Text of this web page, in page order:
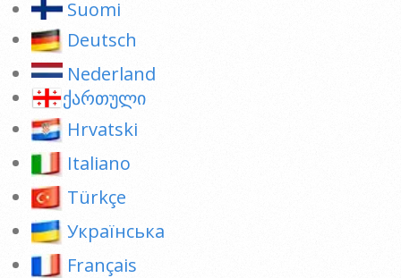
Suomi
Deutsch
Nederland
ქართული
Hrvatski
Italiano
Türkçe
Українська
Français